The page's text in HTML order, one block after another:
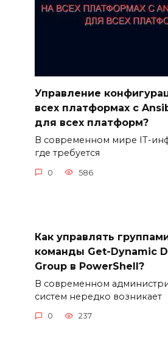
Управление
всех платформах с
для всех платформ?
В современном мире IT-
где требуется
0 586
Как управлять
команды Get-Dynamic
Group в PowerShell?
В современном
систем нередко возникает
0 237